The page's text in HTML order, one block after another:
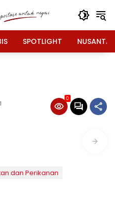
SPOTLIGHT
0
dan Perikanan